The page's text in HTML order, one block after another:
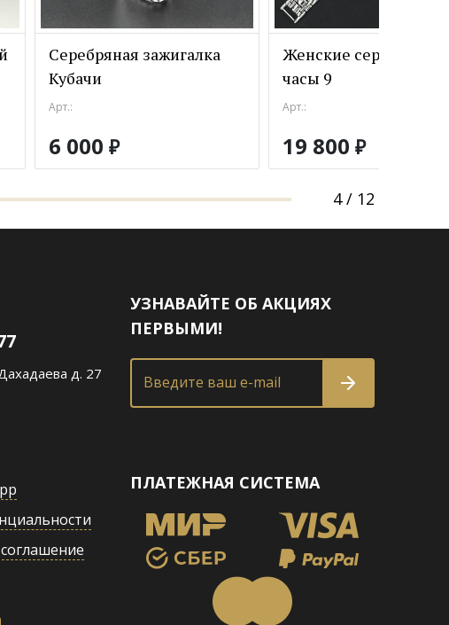
Серебряная зажигалка
Кубачи
Арт.:
6 000 ₽
Женские серебряные
часы 9
Арт.:
19 800 ₽
4 / 12
д. 27
УЗНАВАЙТЕ ОБ АКЦИЯХ
ПЕРВЫМИ!
Введите ваш e-mail
ПЛАТЕЖНАЯ СИСТЕМА